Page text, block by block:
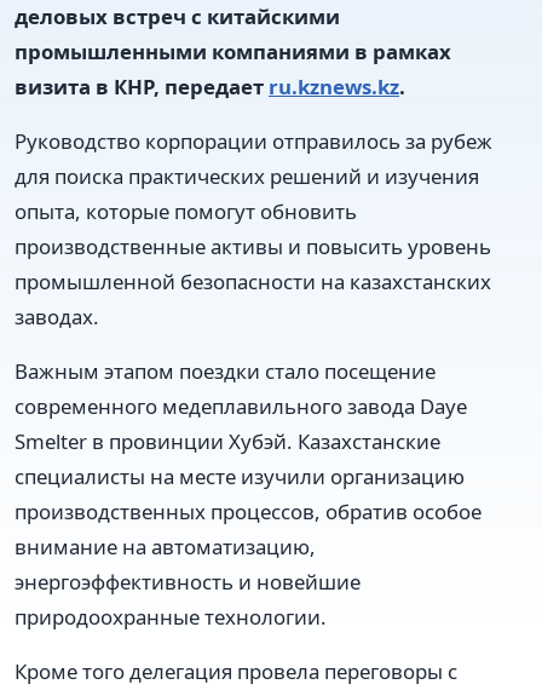
деловых встреч с китайскими
промышленными компаниями в рамках
визита в КНР, передает ru.kznews.kz.
Руководство корпорации отправилось за рубеж
для поиска практических решений и изучения
опыта, которые помогут обновить
производственные активы и повысить уровень
промышленной безопасности на казахстанских
заводах.
Важным этапом поездки стало посещение
современного медеплавильного завода Daye
Smelter в провинции Хубэй. Казахстанские
специалисты на месте изучили организацию
производственных процессов, обратив особое
внимание на автоматизацию,
энергоэффективность и новейшие
природоохранные технологии.
Кроме того делегация провела переговоры с